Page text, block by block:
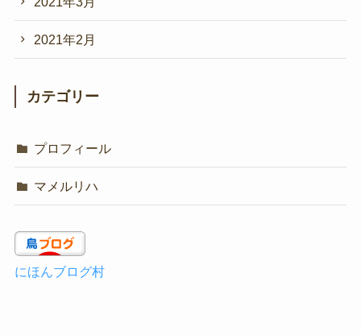
2021年2月
カテゴリー
プロフィール
マメルリハ
にほんブログ村